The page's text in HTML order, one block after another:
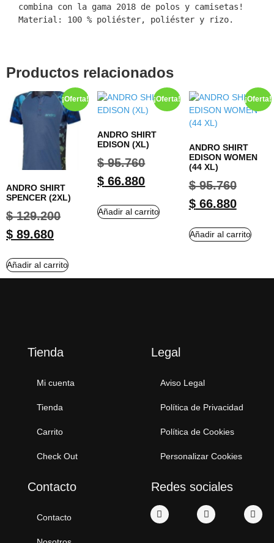
combina con la gama 2018 de polos y camisetas!
Material: 100 % poliéster, poliéster y rizo.
Productos relacionados
¡Oferta!
ANDRO SHIRT
SPENCER (2XL)
$129.200
$ 89.680
Añadir al carrito
¡Oferta!
ANDRO SHIRT
EDISON (XL)
$95.760
$ 66.880
Añadir al carrito
¡Oferta!
ANDRO SHIRT
EDISON WOMEN
(44 XL)
$95.760
$66.880
Añadir al carrito
Tienda
Mi cuenta
Tienda
Carrito
Check Out
Legal
Aviso Legal
Política de Privacidad
Política de Cookies
Personalizar Cookies
Contacto
Contacto
Redes sociales